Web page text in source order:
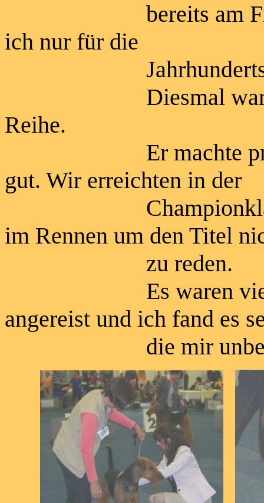
bereits am Freitag
ich nur für die
Diesmal war
Reihe.
Er machte prima
gut. Wir erreichten in der
Championklasse
im Rennen um den Titel
zu reden.
Es waren viele
angereist und ich fand es
die mir